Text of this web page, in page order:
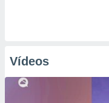
Vídeos